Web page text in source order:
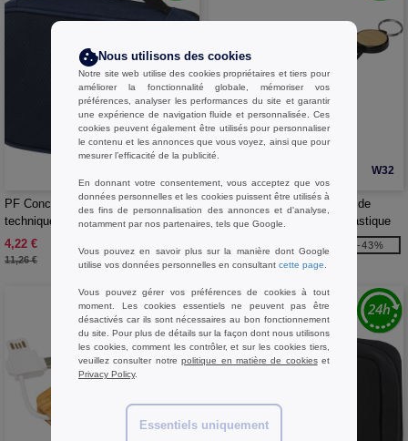
PF Concept 130048 - Pochette
technique Ross en RPET certifié
GRS de 1 L
4,22 €
11,26 €
W32
PF Concept 124325 - Câble de
recharge Tecta 6-en-1 en plastique
recyclé/bambou avec porte-clés
-43%
Nous utilisons des cookies
Notre site web utilise des cookies propriétaires et tiers pour
améliorer la fonctionnalité globale, mémoriser vos
préférences, analyser les performances du site et garantir
une expérience de navigation fluide et personnalisée. Ces
cookies peuvent également être utilisés pour personnaliser
le contenu et les annonces que vous voyez, ainsi que pour
mesurer l’efficacité de la publicité.
En donnant votre consentement, vous acceptez que vos
données personnelles et les cookies puissent être utilisés à
des fins de personnalisation des annonces et d'analyse,
notamment par nos partenaires, tels que Google.
Vous pouvez en savoir plus sur la manière dont Google
utilise vos données personnelles en consultant cette page
Vous pouvez gérer vos préférences de cookies à tout
moment. Les cookies essentiels ne peuvent pas être
désactivés car ils sont nécessaires au bon fonctionnement
du site. Pour plus de détails sur la façon dont nous utilisons
les cookies, comment les contrôler, et sur les cookies tiers,
veuillez consulter notrepolitique en matière de cookieset
Privacy Policy.
Essentiels uniquement